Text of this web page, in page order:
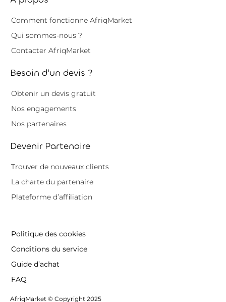
Comment fonctionne AfriqMarket
Qui sommes-nous ?
Contacter AfriqMarket
Besoin d'un devis ?
Obtenir un devis gratuit
Nos engagements
Nos partenaires
Devenir Partenaire
Trouver de nouveaux clients
La charte du partenaire
Plateforme d’affiliation
Politique des cookies
Conditions du service
Guide d’achat
FAQ
AfriqMarket © Copyright 2025